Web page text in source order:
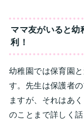
ママ友がいると幼
利！
幼稚園では保育園
す。先生は保護者
ますが、それはあ
のことまで詳しく